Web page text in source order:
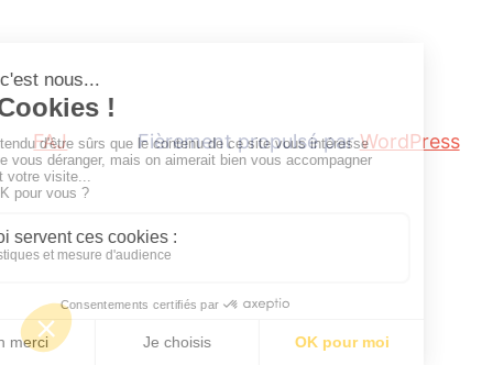
FAJ Fièrement propulsé parWordPress